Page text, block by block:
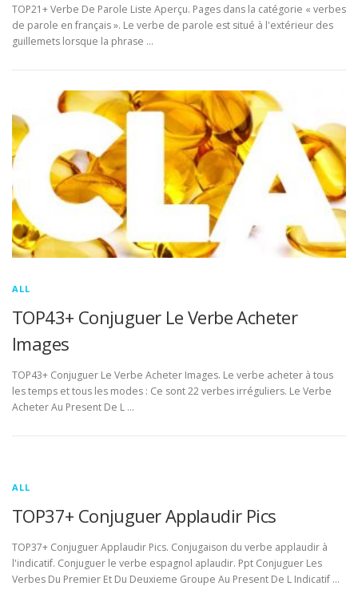
TOP21+ Verbe De Parole Liste Aperçu. Pages dans la catégorie « verbes
de parole en français ». Le verbe de parole est situé à l'extérieur des
guillemets lorsque la phrase …
ALL
TOP43+ Conjuguer Le Verbe Acheter
Images
TOP43+ Conjuguer Le Verbe Acheter Images. Le verbe acheter à tous
les temps et tous les modes : Ce sont 22 verbes irréguliers. Le Verbe
Acheter Au Present De L …
ALL
TOP37+ Conjuguer Applaudir Pics
TOP37+ Conjuguer Applaudir Pics. Conjugaison du verbe applaudir à
l'indicatif. Conjuguer le verbe espagnol aplaudir. Ppt Conjuguer Les
Verbes Du Premier Et Du Deuxieme Groupe Au Present De L Indicatif …